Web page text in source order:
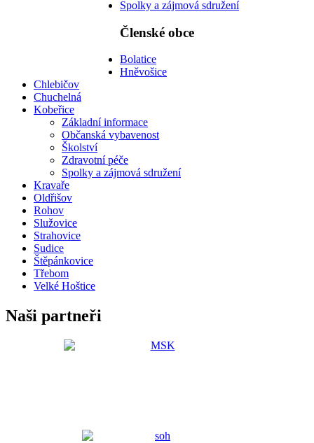
Spolky a zájmová sdružení
Členské obce
Bolatice
Hněvošice
Chlebičov
Chuchelná
Kobeřice
Základní informace
Občanská vybavenost
Školství
Zdravotní péče
Spolky a zájmová sdružení
Kravaře
Oldřišov
Rohov
Služovice
Strahovice
Sudice
Štěpánkovice
Třebom
Velké Hoštice
Naši partneři